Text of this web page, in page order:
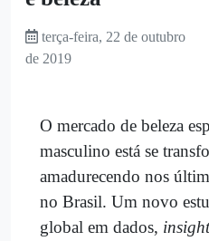
terça-feira, 22 de outubro
de 2019
O mercado de beleza
masculino está se
amadurecendo nos
no Brasil. Um novo
global em dados,